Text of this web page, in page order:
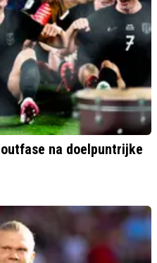
na doelpuntrijke